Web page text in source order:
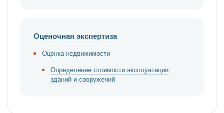
Оценочная экспертиза
Оценка недвижимости
Определение стоимости эксплуатации
зданий и сооружений